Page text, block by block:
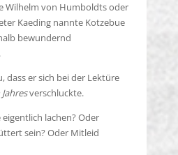
Wilhelm von Humboldts oder
Kaeding nannte Kotzebue
bewundernd
dass er sich bei der Lektüre
verschluckte.
lachen? Oder
sein? Oder Mitleid